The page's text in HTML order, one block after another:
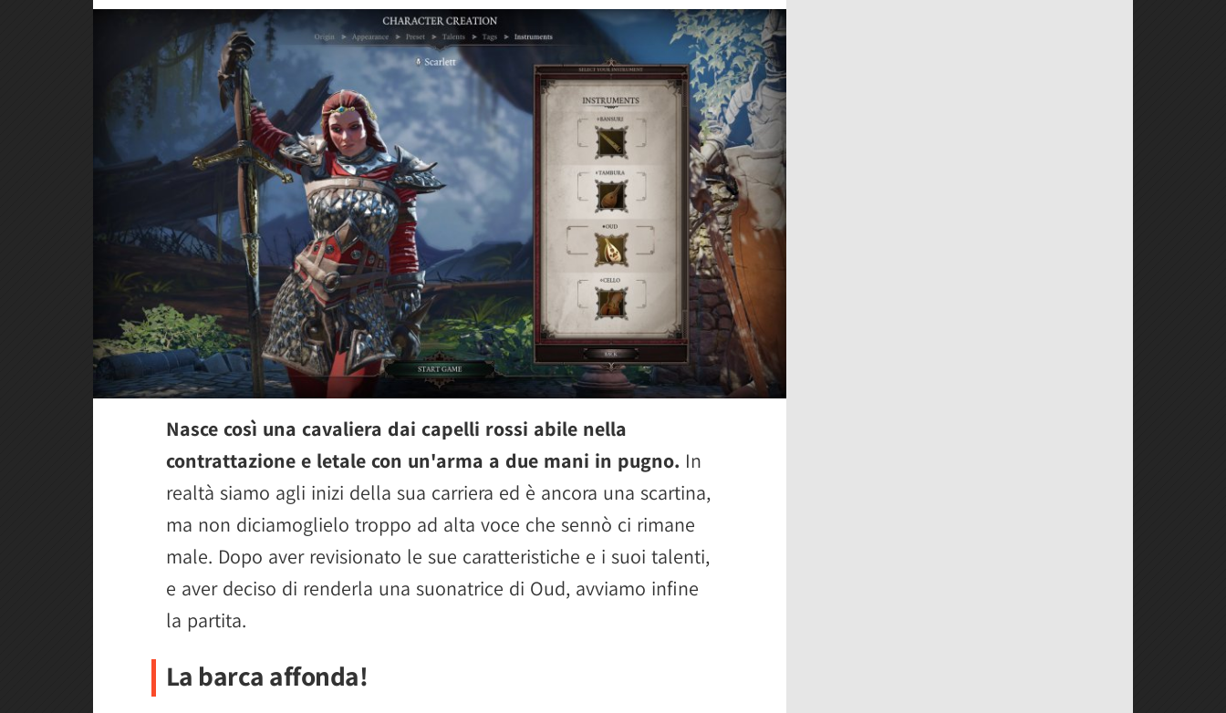
Nasce così una cavaliera dai capelli rossi abile nella
contrattazione e letale con un'arma a due mani in pugno. In
realtà siamo agli inizi della sua carriera ed è ancora una scartina,
ma non diciamoglielo troppo ad alta voce che sennò ci rimane
male. Dopo aver revisionato le sue caratteristiche e i suoi talenti,
e aver deciso di renderla una suonatrice di Oud, avviamo infine
la partita.
La barca affonda!